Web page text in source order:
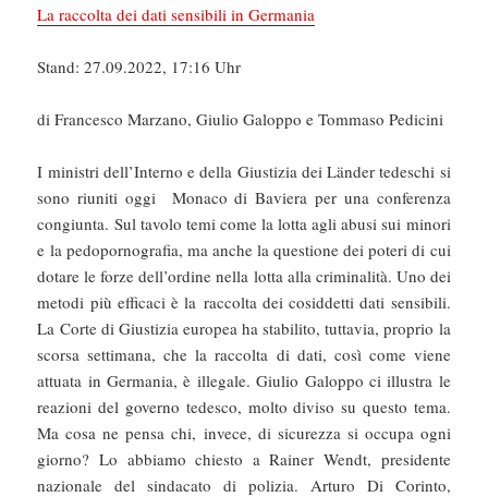
La raccolta dei dati sensibili in Germania
Stand: 27.09.2022, 17:16 Uhr
di Francesco Marzano, Giulio Galoppo e Tommaso Pedicini
I ministri dell’Interno e della Giustizia dei Länder tedeschi si
sono riuniti oggi Monaco di Baviera per una conferenza
congiunta. Sul tavolo temi come la lotta agli abusi sui minori
e la pedopornografia, ma anche la questione dei poteri di cui
dotare le forze dell’ordine nella lotta alla criminalità. Uno dei
metodi più efficaci è la raccolta dei cosiddetti dati sensibili.
La Corte di Giustizia europea ha stabilito, tuttavia, proprio la
scorsa settimana, che la raccolta di dati, così come viene
attuata in Germania, è illegale. Giulio Galoppo ci illustra le
reazioni del governo tedesco, molto diviso su questo tema.
Ma cosa ne pensa chi, invece, di sicurezza si occupa ogni
giorno? Lo abbiamo chiesto a Rainer Wendt, presidente
nazionale del sindacato di polizia. Arturo Di Corinto,